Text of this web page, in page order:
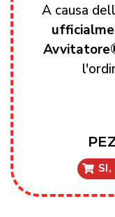
A causa